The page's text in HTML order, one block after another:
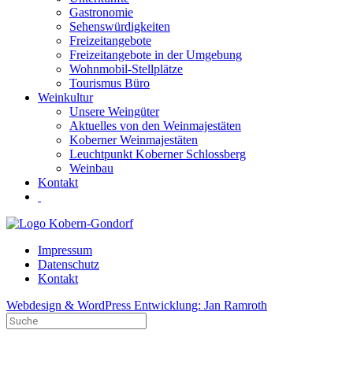
Gastronomie
Sehenswürdigkeiten
Freizeitangebote
Freizeitangebote in der Umgebung
Wohnmobil-Stellplätze
Tourismus Büro
Weinkultur
Unsere Weingüter
Aktuelles von den Weinmajestäten
Koberner Weinmajestäten
Leuchtpunkt Koberner Schlossberg
Weinbau
Kontakt
Impressum
Datenschutz
Kontakt
Webdesign & WordPress Entwicklung: Jan Ramroth